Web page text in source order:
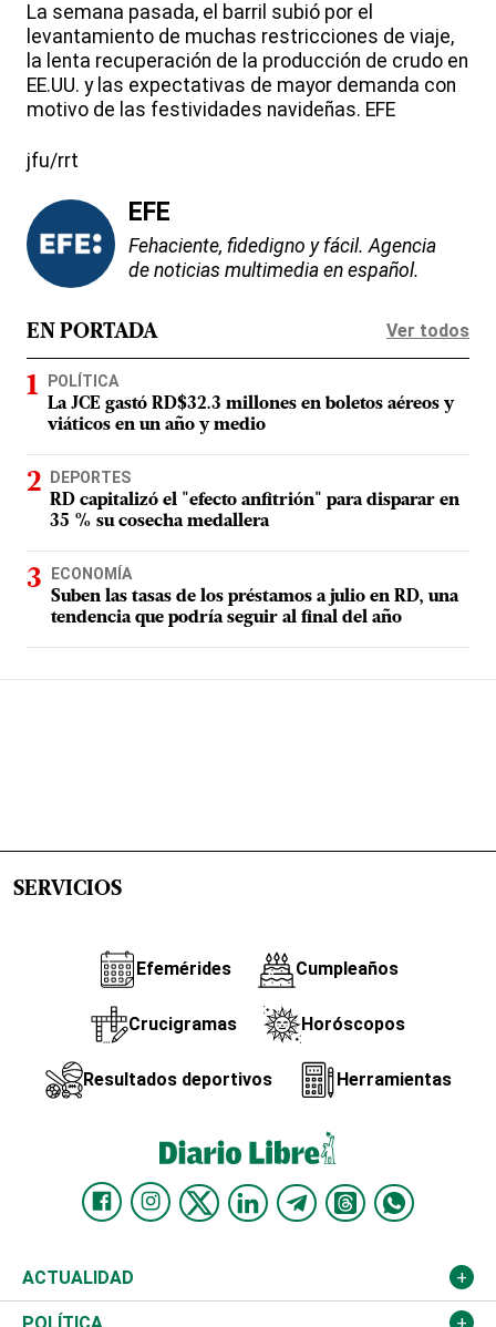
La semana pasada, el barril subió por el
levantamiento de muchas restricciones de viaje,
la lenta recuperación de la producción de crudo en
EE.UU. y las expectativas de mayor demanda con
motivo de las festividades navideñas. EFE
jfu/rrt
EFE
Fehaciente, fidedigno y fácil. Agencia
de noticias multimedia en español.
EN PORTADA Ver todos
POLÍTICA
La JCE gastó RD$32.3 millones en boletos aéreos y
viáticos en un año y medio
DEPORTES
RD capitalizó el "efecto anfitrión" para disparar en
35 % su cosecha medallera
ECONOMÍA
Suben las tasas de los préstamos a julio en RD, una
tendencia que podría seguir al final del año
SERVICIOS
Efemérides Cumpleaños
Crucigramas Horóscopos
Resultados deportivos Herramientas
ACTUALIDAD